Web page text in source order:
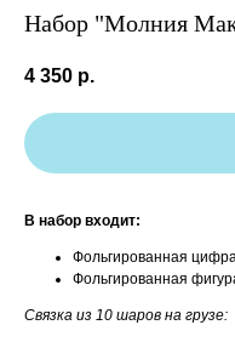
Набор "Молния
4 350 р.
В набор входит:
Фольгированная
Фольгированная
Связка из 10 шаров на грузе: